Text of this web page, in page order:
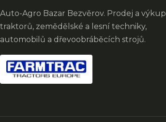
Auto-Agro Bazar Bezvěrov. Prodej a výkup
traktorů, zemědělské a lesní techniky,
automobilů a dřevoobráběcích strojů.